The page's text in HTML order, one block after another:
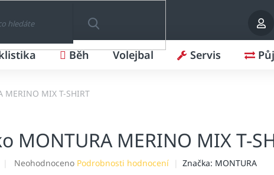
HLEDAT
Běh Volejbal Servis
MERINO MIX T-SHIRT
MONTURA MERINO MIX T-
Průměrné
Neohodnoceno Podrobnosti hodnocení Značka: MONTURA